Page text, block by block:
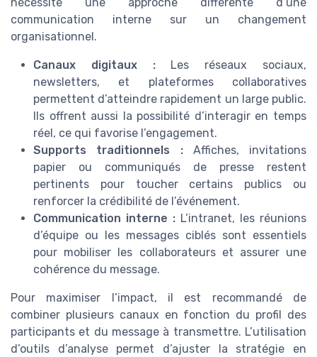
nécessite une approche différente d’une
communication interne sur un changement
organisationnel.
Canaux digitaux :Les réseaux sociaux,
newsletters, et plateformes collaboratives
permettent d’atteindre rapidement un large public.
Ils offrent aussi la possibilité d’interagir en temps
réel, ce qui favorise l’engagement.
Supports traditionnels :Affiches, invitations
papier ou communiqués de presse restent
pertinents pour toucher certains publics ou
renforcer la crédibilité de l’événement.
Communication interne : L’intranet, les réunions
d’équipe ou les messages ciblés sont essentiels
pour mobiliser les collaborateurs et assurer une
cohérence du message.
Pour maximiser l’impact, il est recommandé de
combiner plusieurs canaux en fonction du profil des
participants et du message à transmettre. L’utilisation
d’outils d’analyse permet d’ajuster la stratégie en